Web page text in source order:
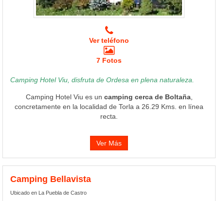
Ver teléfono
7 Fotos
Camping Hotel Viu, disfruta de Ordesa en plena naturaleza.
Camping Hotel Viu es un camping cerca de Boltaña,
concretamente en la localidad de Torla a 26.29 Kms. en línea
recta.
Ver Más
Camping Bellavista
Ubicado en La Puebla de Castro